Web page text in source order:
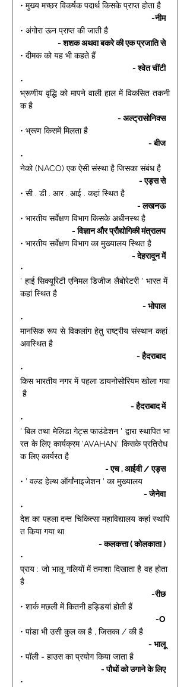
• मुख्य मच्छर विकर्षक पदार्थ किसके प्राप्त होता है
-नीम
• अंगोरा ऊन प्राप्त की जाती है
- शशक अथवा बकरे की एक प्रजाति से
• दीमक को यह भी कहते हैं
- श्वेत चींटी
•
भ्रूणीय वृद्धि को मापने वाली हाल में विकसित तकनी
क है
- अल्ट्रासोनिक्स
• भ्रूण किसमें मिलता है
- बीज
•
नेको (NACO) एक ऐसी संस्था है जिसका संबंध है
- एड्स से
• सी . डी . आर . आई . कहां स्थित है
- लखनऊ
• भारतीय सर्वेक्षण विभाग किसके अधीनस्थ है
- विज्ञान और प्रौद्योगिकी मंत्रालय
• भारतीय सर्वेक्षण विभाग का मुख्यालय स्थित है
- देहरादून में
•
' हाई सिक्यूरिटी एनिमल डिजीज लैबोरेटरी ' भारत में
कहां स्थित है
- भोपाल
•
मानसिक रूप से विकलांग हेतु राष्ट्रीय संस्थान कहां
अवस्थित है
- हैदराबाद
•
किस भारतीय नगर में पहला डायनोसोरियम खोला गया
है
- हैदराबाद में
•
' बिल तथा मेलिडा गेट्स फाउंडेशन ' द्वारा स्थापित भा
रत के लिए कार्यक्रम 'AVAHAN' किसके प्रतिरोध
क लिए कार्यरत है
- एच . आईवी / एड्स
• ' वल्ड हेल्थ ऑर्गांनाइजेशन ' का मुख्यालय
- जेनेवा
•
देश का पहला दन्त चिकित्सा महाविद्यालय कहां स्थापि
त किया गया था
- कलकत्ता ( कोलकाता )
•
प्राय : जो भालू गलियों में तमाशा दिखाता है वह होता
है
-रीछ
• शार्क मछली में कितनी हड्डियां होती हैं
-O
• पांडा भी उसी कुल का है , जिसका / की है
- भालू
• पॉली - हाउस का प्रयोग किया जाता है
- पौधों को उगाने के लिए
•